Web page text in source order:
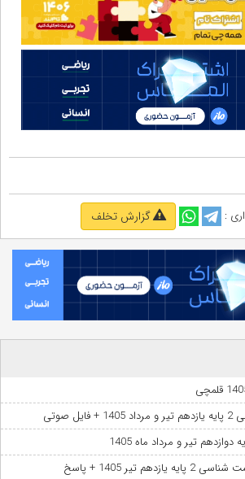
: گزارش تخلف
صوتی
تیر و مرداد ماه 1405
تیر 1405 + پاسخ